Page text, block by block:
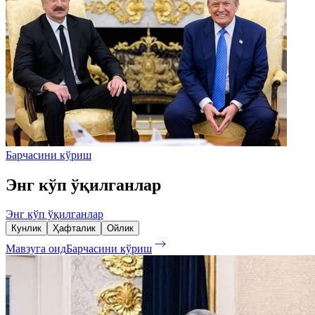
Барчасини кўриш
Энг кўп ўқилганлар
Энг кўп ўқилганлар
Кунлик Ҳафталик Ойлик
Мавзуга оидБарчасини кўриш